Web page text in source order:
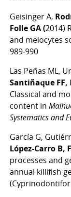
Geisinger A,
Folle GA(2014)
and meiocytes
989-990
Las Peñas ML,
Santiñaque FF,
Classical and
content in
Systematics and
García G,
López-Carro B,
processes and
annual killifish